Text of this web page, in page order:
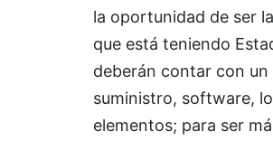
la oportunidad de ser
que está teniendo
deberán contar con
suministro, software,
elementos; para ser